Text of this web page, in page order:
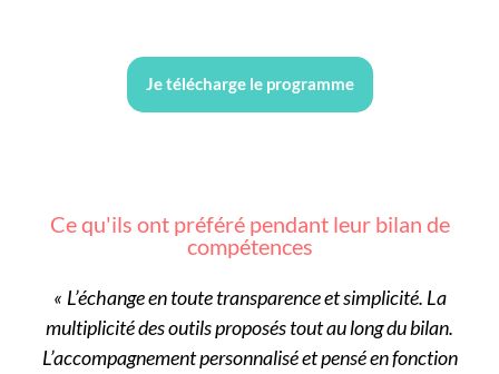
Je télécharge le programme
Ce qu'ils ont préféré pendant leur bilan de
compétences
« L’échange en toute transparence et simplicité. La
multiplicité des outils proposés tout au long du bilan.
L’accompagnement personnalisé et pensé en fonction